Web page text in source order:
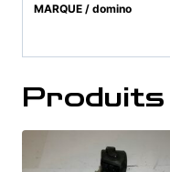
MARQUE / domino
Produits